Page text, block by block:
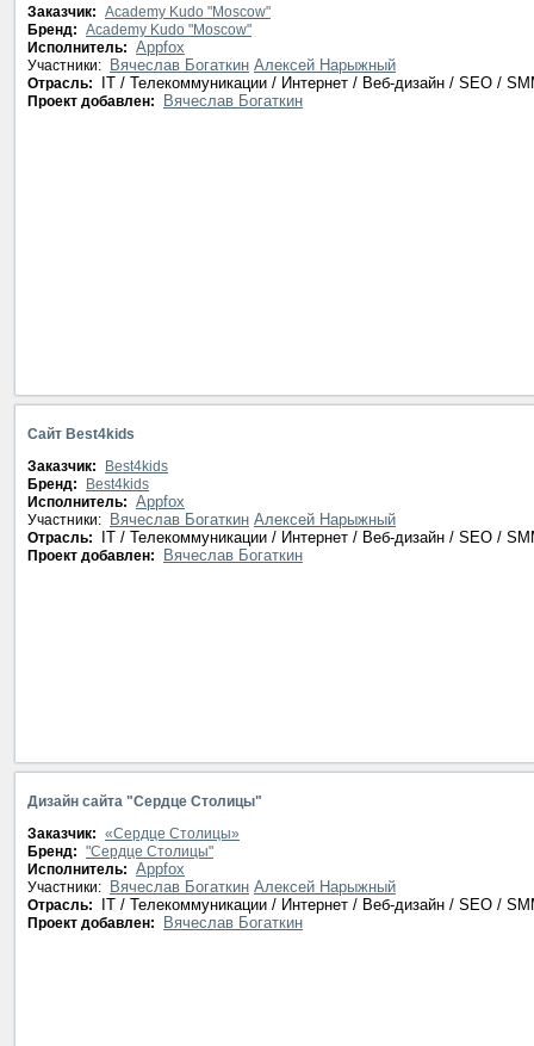
Заказчик: Academy Kudo "Moscow"
Бренд: Academy Kudo "Moscow"
Исполнитель: Appfox
Участники: Вячеслав Богаткин Алексей Нарыжный
Отрасль: IT / Телекоммуникации / Интернет / Веб-дизайн / SEO /
Проект добавлен: Вячеслав Богаткин
Сайт Best4kids
Заказчик:
Best4kids
Бренд:
Best4kids
Исполнитель: Appfox
Участники: Вячеслав Богаткин Алексей Нарыжный
Отрасль: IT / Телекоммуникации / Интернет / Веб-дизайн / SEO /
Проект добавлен: Вячеслав Богаткин
Дизайн сайта "Сердце Столицы"
Заказчик: «Сердце Столицы»
Бренд: "Сердце Столицы"
Исполнитель: Appfox
Участники: Вячеслав Богаткин Алексей Нарыжный
Отрасль: IT / Телекоммуникации / Интернет / Веб-дизайн / SEO /
Проект добавлен: Вячеслав Богаткин